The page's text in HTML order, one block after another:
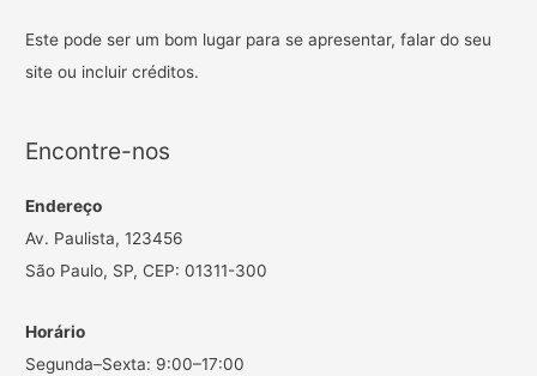
Este pode ser um bom lugar para se apresentar, falar do seu
site ou incluir créditos.
Encontre-nos
Endereço
Av. Paulista, 123456
São Paulo, SP, CEP: 01311-300
Horário
Segunda–Sexta: 9:00–17:00